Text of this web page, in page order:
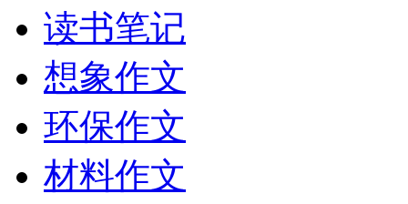
读书笔记
想象作文
环保作文
材料作文